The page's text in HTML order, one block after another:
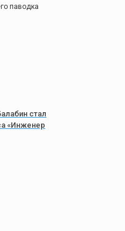
паводка
стал
«Инженер